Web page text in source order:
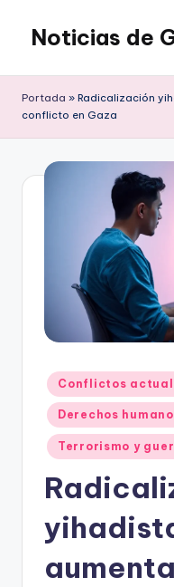
Saltar
contenido
Noticias de
Portada » Radicalización
conflicto en Gaza
Publicado
en
Conflictos
Derechos
Terrorismo y